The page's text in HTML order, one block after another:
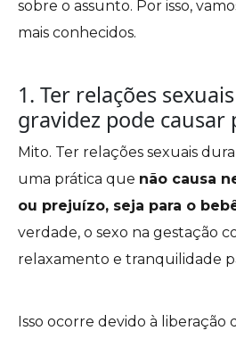
sobre o assunto. Por isso,
mais conhecidos.
1. Ter relações
gravidez pode causar
Mito. Ter relações sexuais
uma prática que não causa
ou prejuízo, seja para o
verdade, o sexo na gestação
relaxamento e tranquilidade
Isso ocorre devido à liberação